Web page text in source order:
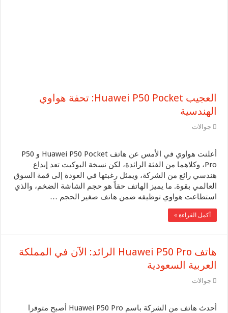
العجيب Huawei P50 Pocket: تحفة هواوي
الهندسية
جوالات
أعلنت هواوي في الأمس عن هاتف Huawei P50 Pocket و P50
Pro، وكلاهما من الفئة الرائدة، لكن نسخة البوكيت تعد إبداع
هندسي رائع من الشركة، ويمثل رغبتها في العودة إلى قمة السوق
العالمي بقوة. ما يميز الهاتف حقاً هو حجم الشاشة الضخم، والذي
استطاعت هواوي توظيفه ضمن هاتف صغير الحجم …
أكمل القراءة »
هاتف Huawei P50 Pro الرائد: الآن في المملكة
العربية السعودية
جوالات
أحدث هاتف من الشركة باسم Huawei P50 Pro أصبح متوفرا